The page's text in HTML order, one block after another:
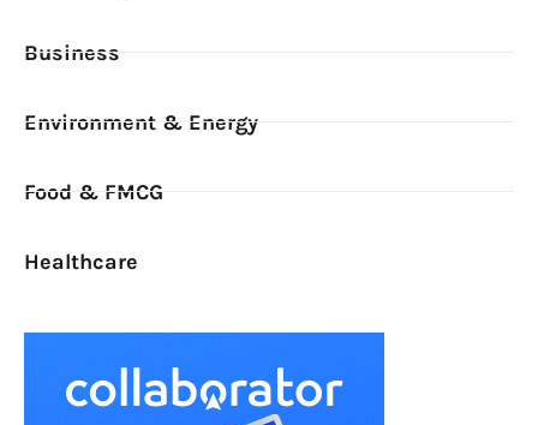
Business
Environment & Energy
Food & FMCG
Healthcare